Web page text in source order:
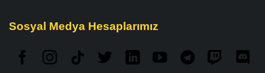
Sosyal Medya Hesaplarımız